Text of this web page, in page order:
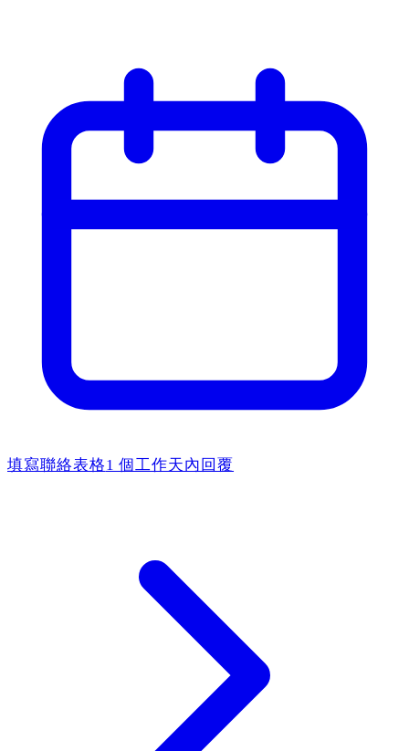
填寫聯絡表格1 個工作天內回覆